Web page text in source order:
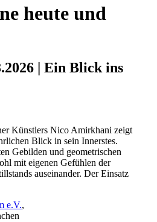
heute und
| Ein Blick ins
Künstlers Nico Amirkhani zeigt
Blick in sein Innerstes.
Gebilden und geometrischen
mit eigenen Gefühlen der
auseinander. Der Einsatz
e.V.,